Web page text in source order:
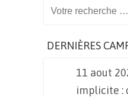
DERNIÈRES
11 aout
implicite :